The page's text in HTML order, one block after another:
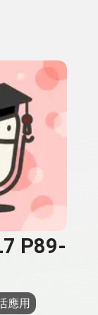
關鍵字
P89-
應用